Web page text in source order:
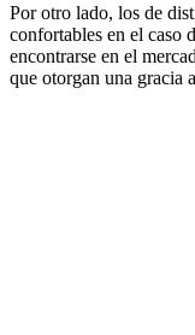
Por otro lado, los de
confortables en el caso
encontrarse en el
que otorgan una gracia